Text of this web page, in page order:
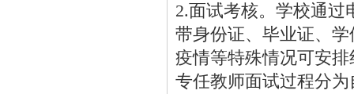
2.面试考核。学校通
带身份证、毕业证、
疫情等特殊情况可安
专任教师面试过程分